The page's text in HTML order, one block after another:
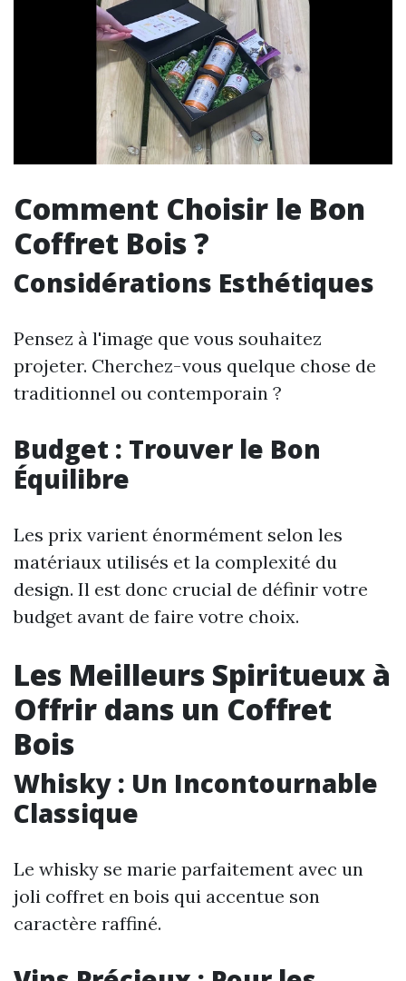
Comment Choisir le Bon
Coffret Bois ?
Considérations Esthétiques
Pensez à l'image que vous souhaitez
projeter. Cherchez-vous quelque chose de
traditionnel ou contemporain ?
Budget : Trouver le Bon
Équilibre
Les prix varient énormément selon les
matériaux utilisés et la complexité du
design. Il est donc crucial de définir votre
budget avant de faire votre choix.
Les Meilleurs Spiritueux à
Offrir dans un Coffret
Bois
Whisky : Un Incontournable
Classique
Le whisky se marie parfaitement avec un
joli coffret en bois qui accentue son
caractère raffiné.